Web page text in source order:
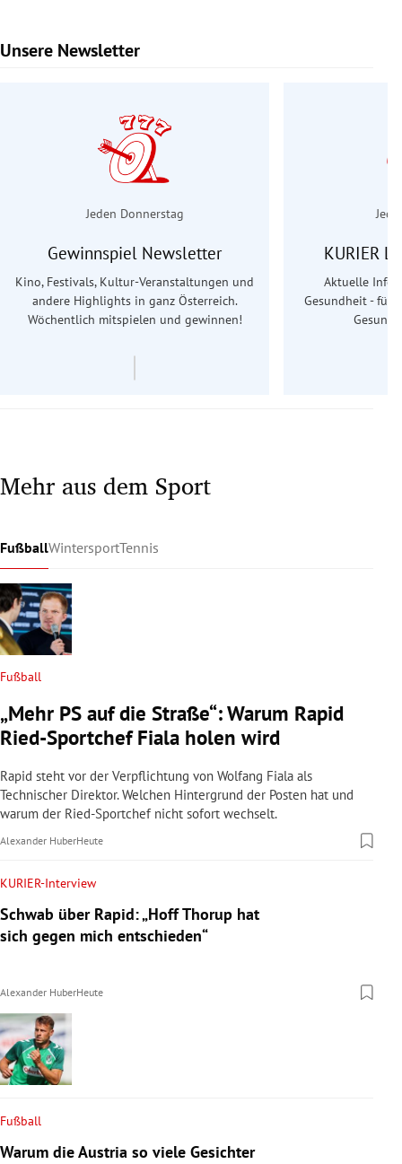
Unsere Newsletter
Slide 1 von 7
Jeden Donnerstag
Gewinnspiel Newsletter
Kino, Festivals, Kultur-Veranstaltungen und
andere Highlights in ganz Österreich.
Wöchentlich mitspielen und gewinnen!
KURIER
Aktuelle
Gesundheit - für
Mehr aus dem Sport
FußballWintersportTennis
Fußball
„Mehr PS auf die Straße“: Warum Rapid
Ried-Sportchef Fiala holen wird
Rapid steht vor der Verpflichtung von Wolfang Fiala als
Technischer Direktor. Welchen Hintergrund der Posten hat und
warum der Ried-Sportchef nicht sofort wechselt.
Alexander HuberHeute
KURIER-Interview
Schwab über Rapid: „Hoff Thorup hat
sich gegen mich entschieden“
Alexander HuberHeute
Fußball
Warum die Austria so viele Gesichter